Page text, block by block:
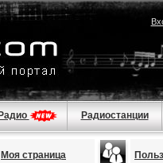
Радиостанции
Моя страница